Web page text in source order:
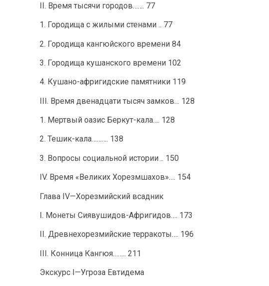
II. Время тысячи городов……. 77
1. Городища с жилыми стенами .. 77
2. Городища кангюйского времени 84
3. Городища кушанского времени 102
4. Кушано-афригидские памятники 119
III. Время двенадцати тысяч замков… 128
1. Мертвый оазис Беркут-кала…. 128
2. Тешик-кала………. 138
3. Вопросы социальной истории .. 150
IV. Время «Великих Хорезмшахов»…. 154
Глава IV—Хорезмийский всадник
I. Монеты Сиявушидов-Афригидов…. 173
II. Древнехорезмийские терракоты…. 196
III. Конница Кангюя…….. 211
Экскурс I—Угроза Евтидема